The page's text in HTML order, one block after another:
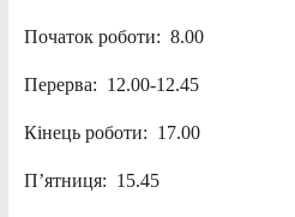
Початок роботи: 8.00
Перерва: 12.00-12.45
Кінець роботи: 17.00
П’ятниця: 15.45